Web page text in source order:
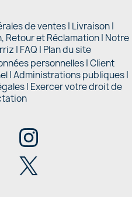
de ventes| Livraison|
Retour et Réclamation| Notre
| FAQ | Plan du site
personnelles|Client
|Administrations publiques|
| Exercer votre droit de